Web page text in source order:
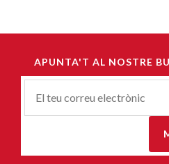
APUNTA'T AL NOSTRE
Correu-